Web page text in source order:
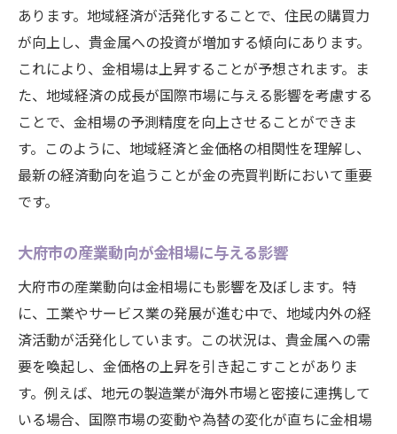
あります。地域経済が活発化することで、住民の購買力
が向上し、貴金属への投資が増加する傾向にあります。
これにより、金相場は上昇することが予想されます。ま
た、地域経済の成長が国際市場に与える影響を考慮する
ことで、金相場の予測精度を向上させることができま
す。このように、地域経済と金価格の相関性を理解し、
最新の経済動向を追うことが金の売買判断において重要
です。
大府市の産業動向が金相場に与える影響
大府市の産業動向は金相場にも影響を及ぼします。特
に、工業やサービス業の発展が進む中で、地域内外の経
済活動が活発化しています。この状況は、貴金属への需
要を喚起し、金価格の上昇を引き起こすことがありま
す。例えば、地元の製造業が海外市場と密接に連携して
いる場合、国際市場の変動や為替の変化が直ちに金相場